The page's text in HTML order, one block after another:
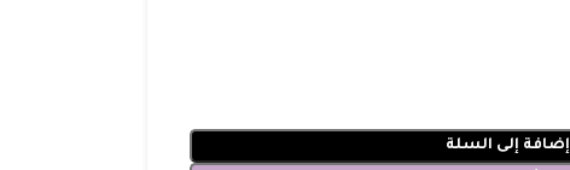
إضافة إلى السلة